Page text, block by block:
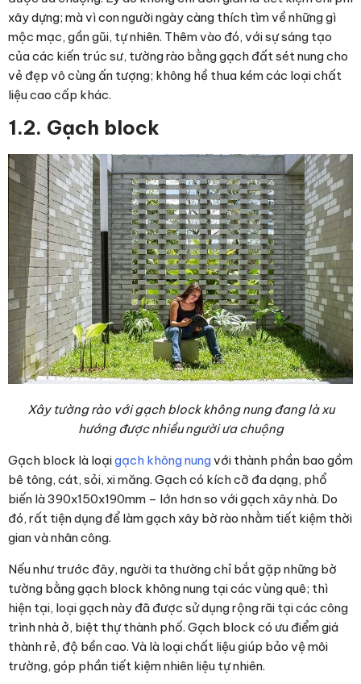
xây dựng; mà vì con người ngày càng thích tìm về những gì
mộc mạc, gần gũi, tự nhiên. Thêm vào đó, với sự sáng tạo
của các kiến trúc sư, tường rào bằng gạch đất sét nung cho
vẻ đẹp vô cùng ấn tượng; không hề thua kém các loại chất
liệu cao cấp khác.
1.2. Gạch block
Xây tường rào với gạch block không nung đang là xu
hướng được nhiều người ưa chuộng
Gạch block là loạigạch không nungvới thành phần bao gồm
bê tông, cát, sỏi, xi măng. Gạch có kích cỡ đa dạng, phổ
biến là 390x150x190mm – lớn hơn so với gạch xây nhà. Do
đó, rất tiện dụng để làmgạch xây bờ rào nhằm tiết kiệm thời
gian và nhân công.
Nếu như trước đây, người ta thường chỉ bắt gặp những bờ
tường bằng gạch block không nung tại các vùng quê; thì
hiện tại, loại gạch này đã được sử dụng rộng rãi tại các công
trình nhà ở, biệt thự thành phố. Gạch block có ưu điểm giá
thành rẻ, độ bền cao. Và là loại chất liệu giúp bảo vệ môi
trường, góp phần tiết kiệm nhiên liệu tự nhiên.